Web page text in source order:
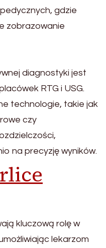
gdzie
zobrazowanie
diagnostyki jest
RTG i USG.
technologie, takie jak
czy
na precyzję wyników.
kluczową rolę w
lekarzom